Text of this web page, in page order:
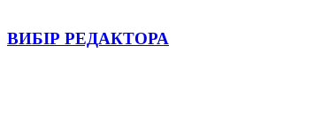
ВИБІР РЕДАКТОРА